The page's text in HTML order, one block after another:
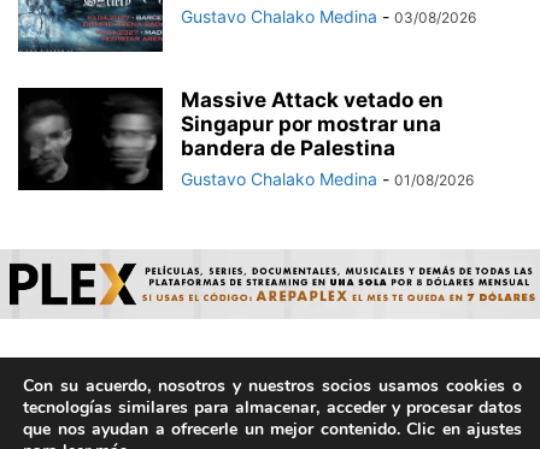
Gustavo Chalako Medina - 03/08/2026
Massive Attack vetado en
Singapur por mostrar una
bandera de Palestina
Gustavo Chalako Medina - 01/08/2026
© ArepaVolatil.Com 2021-2025 - Hecho por humanos, no por
IA. | Todos los derechos reservados.
Con su acuerdo, nosotros y nuestros socios usamos cookies o
tecnologías similares para almacenar, acceder y procesar datos
que nos ayudan a ofrecerle un mejor contenido. Clic en ajustes